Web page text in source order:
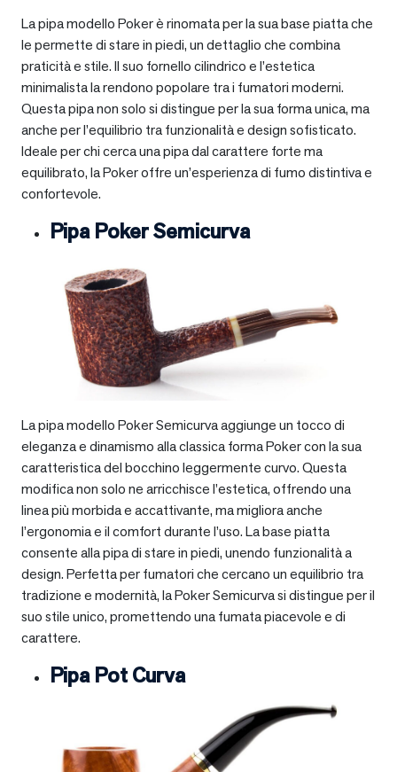
La pipa modello Poker è rinomata per la sua base piatta che
le permette di stare in piedi, un dettaglio che combina
praticità e stile. Il suo fornello cilindrico e l’estetica
minimalista la rendono popolare tra i fumatori moderni.
Questa pipa non solo si distingue per la sua forma unica, ma
anche per l’equilibrio tra funzionalità e design sofisticato.
Ideale per chi cerca una pipa dal carattere forte ma
equilibrato, la Poker offre un’esperienza di fumo distintiva e
confortevole.
Pipa Poker Semicurva
La pipa modello Poker Semicurva aggiunge un tocco di
eleganza e dinamismo alla classica forma Poker con la sua
caratteristica del bocchino leggermente curvo. Questa
modifica non solo ne arricchisce l’estetica, offrendo una
linea più morbida e accattivante, ma migliora anche
l’ergonomia e il comfort durante l’uso. La base piatta
consente alla pipa di stare in piedi, unendo funzionalità a
design. Perfetta per fumatori che cercano un equilibrio tra
tradizione e modernità, la Poker Semicurva si distingue per il
suo stile unico, promettendo una fumata piacevole e di
carattere.
Pipa Pot Curva